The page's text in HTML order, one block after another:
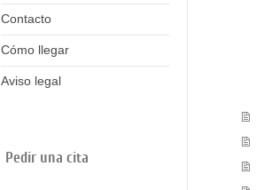
Contacto
Cómo llegar
Aviso legal
Pedir una cita